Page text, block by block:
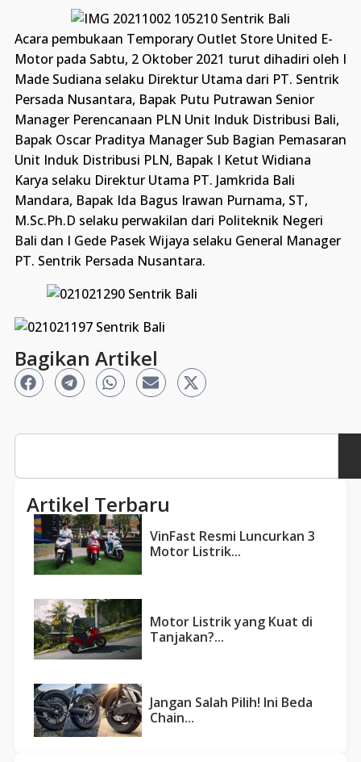
Acara pembukaan Temporary Outlet Store United E-
Motor pada Sabtu, 2 Oktober 2021 turut dihadiri oleh I
Made Sudiana selaku Direktur Utama dari PT. Sentrik
Persada Nusantara, Bapak Putu Putrawan Senior
Manager Perencanaan PLN Unit Induk Distribusi Bali,
Bapak Oscar Praditya Manager Sub Bagian Pemasaran
Unit Induk Distribusi PLN, Bapak I Ketut Widiana
Karya selaku Direktur Utama PT. Jamkrida Bali
Mandara, Bapak Ida Bagus Irawan Purnama, ST,
M.Sc.Ph.D selaku perwakilan dari Politeknik Negeri
Bali dan I Gede Pasek Wijaya selaku General Manager
PT. Sentrik Persada Nusantara.
Bagikan Artikel
Artikel Terbaru
VinFast Resmi Luncurkan 3
Motor Listrik...
Motor Listrik yang Kuat di
Tanjakan?...
Jangan Salah Pilih! Ini Beda
Chain...